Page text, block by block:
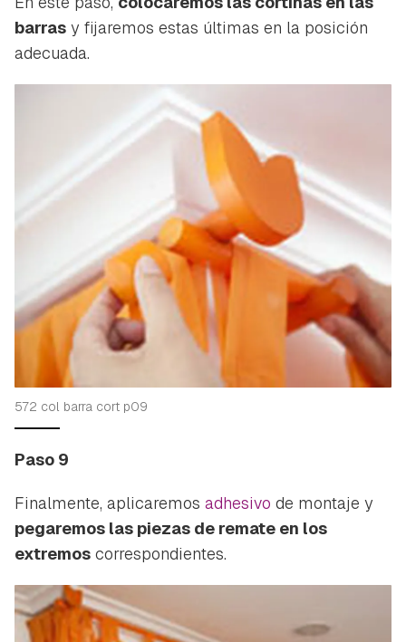
barras y fijaremos estas últimas en la posición
adecuada.
572 col barra cort p09
Paso 9
Finalmente, aplicaremos adhesivo de montaje y
pegaremos las piezas de remate en los
extremos correspondientes.